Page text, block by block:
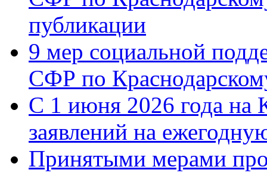
публикации
9 мер социальной
СФР по
С 1 июня 2026 года на
заявлений на
Принятыми мерами